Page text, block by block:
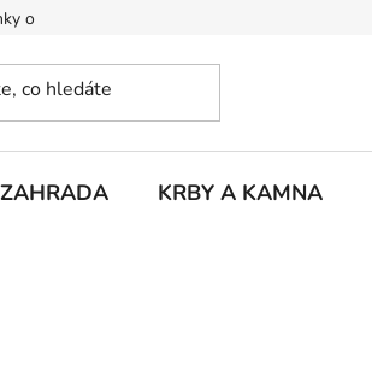
ochrany osobních údajů
ZAHRADA KRBY A KAMNA